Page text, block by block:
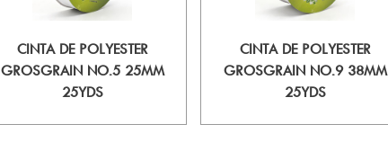
CINTA DE POLYESTER
GROSGRAIN NO.5 25MM
25YDS
CINTA DE POLYESTER
GROSGRAIN NO.9 38MM
25YDS